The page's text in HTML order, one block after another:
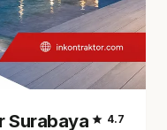
Surabaya star 4.7